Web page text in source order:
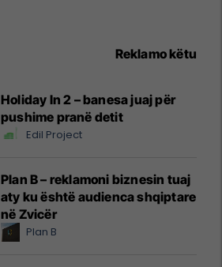
Reklamo këtu
Holiday In 2 – banesa juaj për
pushime pranë detit
Edil Project
Plan B – reklamoni biznesin tuaj
aty ku është audienca shqiptare
në Zvicër
Plan B